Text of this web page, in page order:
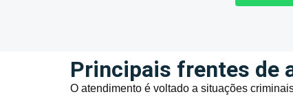
Principais frentes de
O atendimento é voltado a situações